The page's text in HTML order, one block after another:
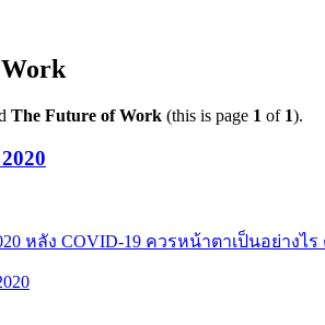
The Future of Work (this is page 1 of 1).
หลัง COVID-19 ควรหน้าตาเป็นอย่าง